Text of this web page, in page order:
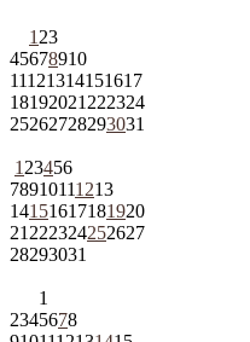
1 23
45678910
11121314151617
18192021 222324
25262728293031
1 23456
78910111213
14151617181920
21 222324252627
28293031
1
2345678